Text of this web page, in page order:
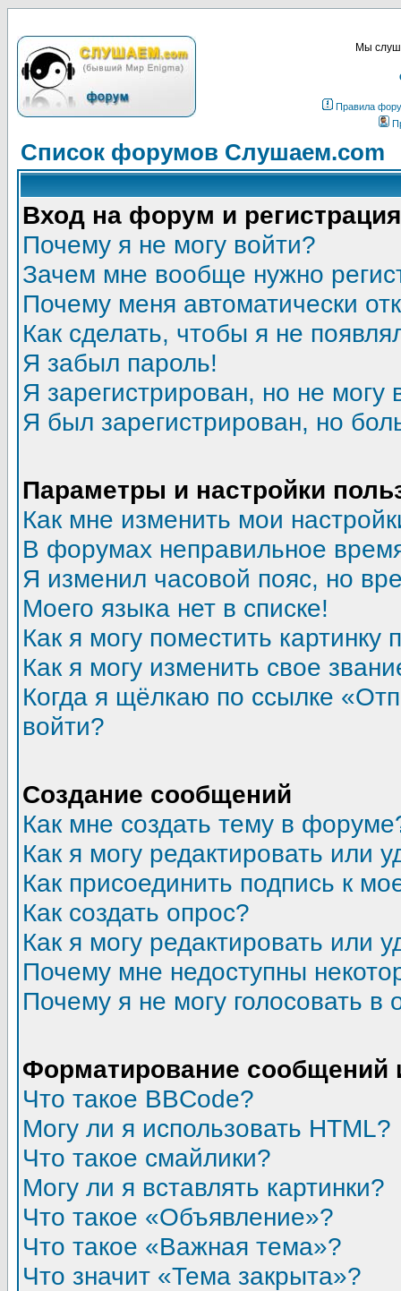
Мы
Правила
Список форумов Слушаем.com
Вход на форум и регистрация
Почему я не могу войти?
Зачем мне вообще нужно
Почему меня автоматически
Как сделать, чтобы я не
Я забыл пароль!
Я зарегистрирован, но не могу
Я был зарегистрирован, но
Параметры и настройки
Как мне изменить мои
В форумах неправильное
Я изменил часовой пояс, но
Моего языка нет в списке!
Как я могу поместить
Как я могу изменить свое
Когда я щёлкаю по ссылке
войти?
Создание сообщений
Как мне создать тему в
Как я могу редактировать или
Как присоединить подпись к
Как создать опрос?
Как я могу редактировать или
Почему мне недоступны
Почему я не могу голосовать в
Форматирование сообщений
Что такое BBCode?
Могу ли я использовать HTML?
Что такое смайлики?
Могу ли я вставлять картинки?
Что такое «Объявление»?
Что такое «Важная тема»?
Что значит «Тема закрыта»?